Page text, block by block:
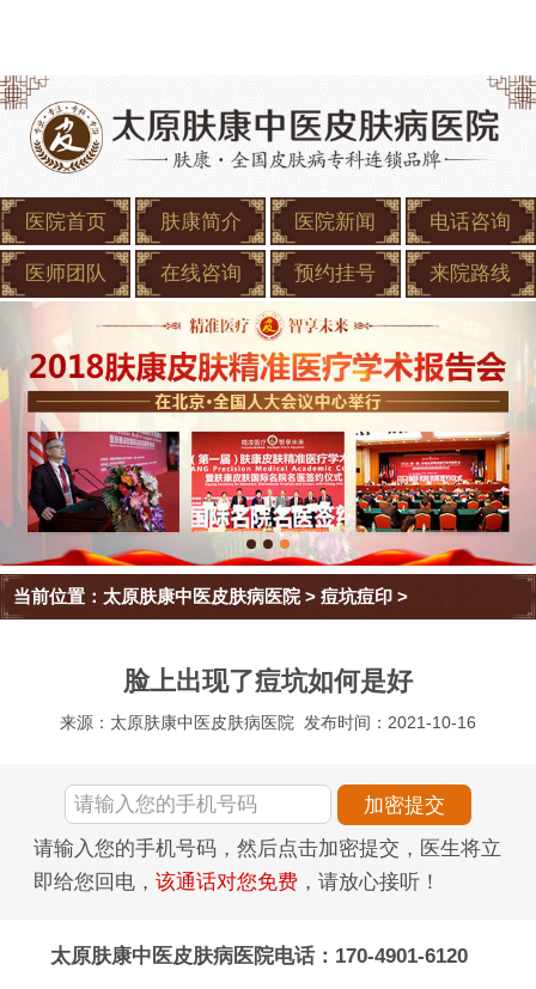
医院首页 肤康简介 医院新闻 电话咨询
医师团队 在线咨询 预约挂号 来院路线
当前位置： 太原肤康中医皮肤病医院>痘坑痘印 >
脸上出现了痘坑如何是好
来源：太原肤康中医皮肤病医院 发布时间：2021-10-16
请输入您的手机号码，然后点击加密提交，医生将立
即给您回电， 该通话对您免费 ，请放心接听！
太原肤康中医皮肤病医院电话：170-4901-6120